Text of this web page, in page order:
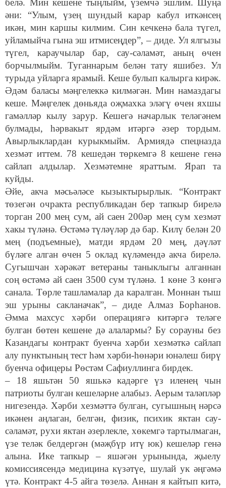
белә. Мин кешене тыңлыйм, үземчә эшлим. Шуңа
әни: “Улым, үзең шундый карар кабул иткәнсең
икән, мин каршы килмим. Син кечкенә бала түгел,
уйламыйча гына эш итмисеңдер”, – диде. Ул ялгызы
түгел, караучылар бар, сау-сәламәт, аның өчен
борчылмыйм. Туганнарым белән тату яшибез. Ул
турыда уйларга ярамый. Кеше булып калырга кирәк.
Әдәм баласы мәңгелеккә килмәгән. Мин намаздагы
кеше. Мәңгелек дөньяда оҗмахка эләгү өчен яхшы
гамәлләр кылу зарур. Кешегә начарлык теләгәнем
булмады, һәрвакыт ярдәм итәргә әзер тордым.
Авырлыклардан курыкмыйм. Армиядә спецназда
хезмәт иттем. 78 кешедән төркемгә 8 кешене генә
сайлап алдылар. Хезмәтемне яраттым. Ярап та
куйды.
Әйе, акча мәсьәләсе кызыктырырлык. “Контракт
төзегән очракта республикадан бер тапкыр бирелә
торган 200 мең сум, ай саен 200әр мең сум хезмәт
хакы түләнә. Өстәмә түләүләр дә бар. Килү белән 20
мең (подъемные), матди ярдәм 20 мең, дәүләт
бүләге алган өчен 5 оклад күләмендә акча бирелә.
Сугышчан хәрәкәт ветераны таныклыгы алганнан
соң өстәмә ай саен 3500 сум түләнә. 1 көне 3 көнгә
санала. Төрле ташламалар да каралган. Моннан тыш
эш урыны сакланачак”, – диде Алмаз Борһанов.
Әмма махсус хәрби операциягә китәргә теләге
булган бөтен кешене дә алалармы? Бу сорауны без
Казандагы контракт буенча хәрби хезмәткә сайлап
алу пунктының тест һәм хәрби-һөнәри юнәлеш бирү
буенча офицеры Рөстәм Сафиуллинга бирдек.
– 18 яшьтән 50 яшькә кадәрге үз иленең чын
патриоты булган кешеләрне алабыз. Аерым таләпләр
нигезендә. Хәрби хезмәттә булган, сугышның нәрсә
икәнен аңлаган, белгән, физик, психик яктан сау-
сәламәт, рухи яктан әзерлекле, хөкемгә тартылмаган,
үзе теләк белдергән (мәҗбүр итү юк) кешеләр генә
алына. Ике тапкыр – яшәгән урынында, җыелу
комиссиясендә медицина күзәтүе, шулай ук әңгәмә
үтә. Контракт 4-5 айга төзелә. Аннан я кайтып китә,